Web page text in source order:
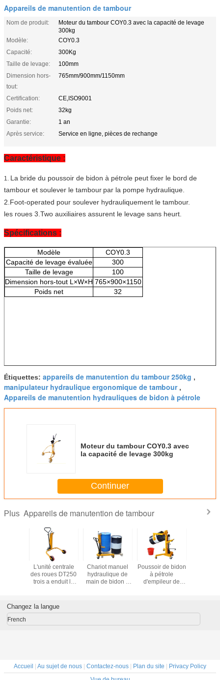
Appareils de manutention de tambour
Nom de produit:
Moteur du tambour COY0.3 avec la capacité de levage
300kg
Modèle:
COY0.3
Capacité:
300Kg
Taille de levage:
100mm
Dimension hors-
tout:
765mm/900mm/1150mm
Certification:
CE,ISO9001
Poids net:
32kg
Garantie:
1 an
Après service:
Service en ligne, pièces de rechange
Caractéristique :
1. La bride du poussoir de bidon à pétrole peut fixer le bord de
tambour et soulever le tambour par la pompe hydraulique
2.Foot-operated pour soulever hydrauliquement le tambour.
les roues 3.Two auxiliaires assurent le levage sans heurt.
Spécifications :
Modèle
COY0.3
Capacité de levage évaluée
300
Taille de levage
100
Dimension hors-tout L×W×H 765×900×1150
Poids net
32
Étiquettes: appareils de manutention du tambour 250kg ,
manipulateur hydraulique ergonomique de tambour,
Appareils de manutention hydrauliques de bidon à pétrole
Moteur du tambour COY0.3 avec
la capacité de levage 300kg
Continuer
Plus Appareils de manutention de tambour
et
de
facile
de
L'unité centrale
des roues DT250
trois a enduit le
capacité 250Kg
de poussoir de
hydraulique
Chariot manuel
hydraulique de
main de bidon à
fermer à clef la
de poussoir de
Poussoir de bidon
à pétrole
d'empileur de
DTF350B avec la
charge
Changez la langue
French
Accueil | Au sujet de nous | Contactez-nous | Plan du site | Privacy Policy